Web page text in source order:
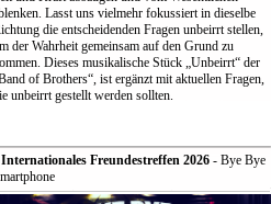
Lasst uns vielmehr fokussiert in dieselbe
die entscheidenden Fragen unbeirrt stellen,
der Wahrheit gemeinsam auf den Grund zu
Dieses musikalische Stück „Unbeirrt“ der
of Brothers“, ist ergänzt mit aktuellen Fragen,
unbeirrt gestellt werden sollten.
Internationales Freundestreffen 2026- Bye Bye